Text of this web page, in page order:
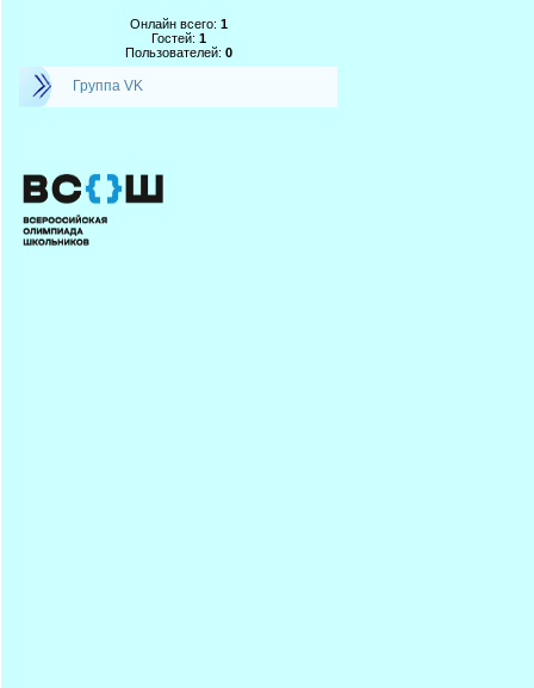
Онлайн всего: 1
Гостей: 1
Пользователей: 0
Группа VK